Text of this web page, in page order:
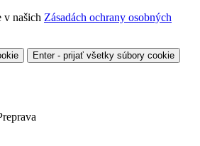
v našich Zásadách ochrany osobných
Enter - prijať všetky súbory cookie